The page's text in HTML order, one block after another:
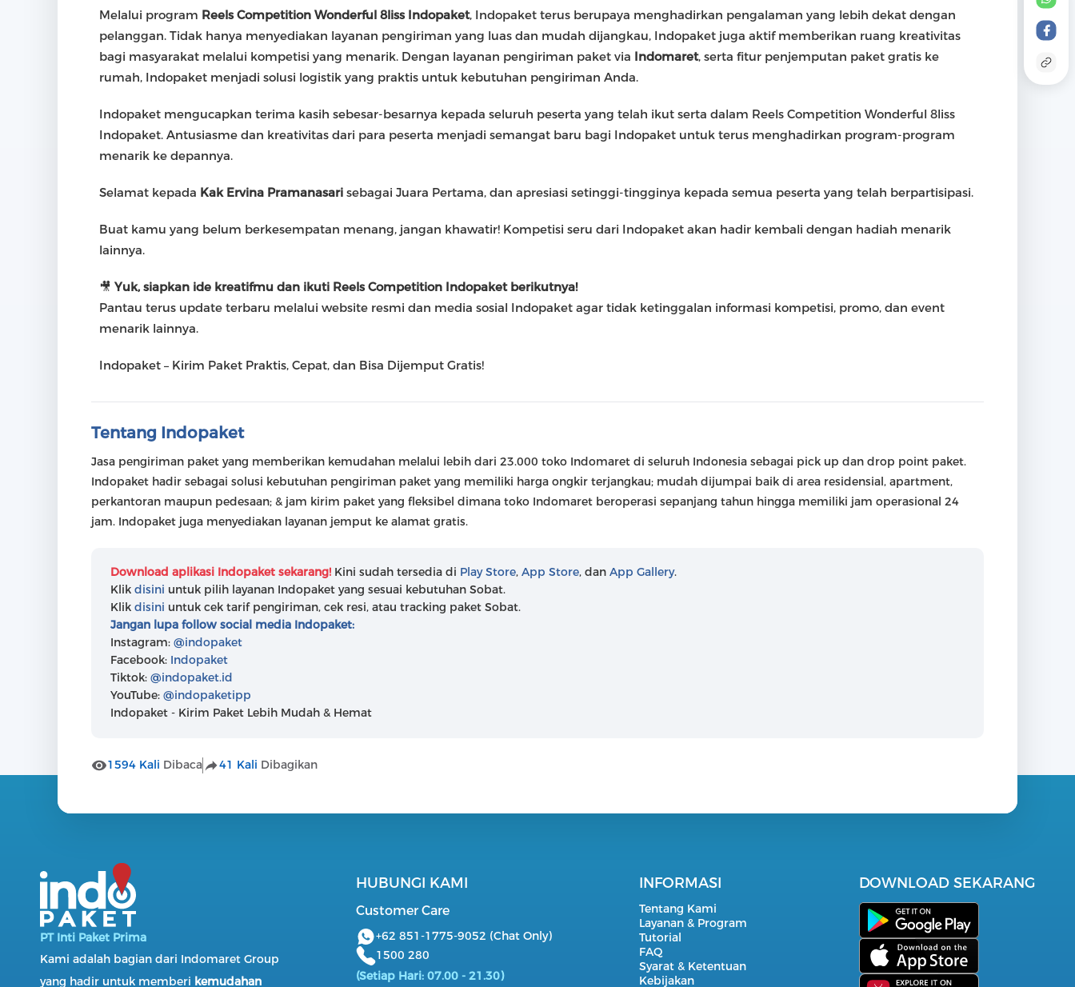
Melalui program Reels Competition Wonderful 8liss Indopaket, Indopaket terus berupaya menghadirkan pengalaman yang lebih dekat dengan
pelanggan. Tidak hanya menyediakan layanan pengiriman yang luas dan mudah dijangkau, Indopaket juga aktif memberikan ruang kreativitas
bagi masyarakat melalui kompetisi yang menarik. Dengan layanan pengiriman paket via Indomaret, serta fitur penjemputan paket gratis ke
rumah, Indopaket menjadi solusi logistik yang praktis untuk kebutuhan pengiriman Anda.
Indopaket mengucapkan terima kasih sebesar-besarnya kepada seluruh peserta yang telah ikut serta dalam Reels Competition Wonderful 8liss
Indopaket. Antusiasme dan kreativitas dari para peserta menjadi semangat baru bagi Indopaket untuk terus menghadirkan program-program
menarik ke depannya.
Selamat kepada Kak Ervina Pramanasari sebagai Juara Pertama, dan apresiasi setinggi-tingginya kepada semua peserta yang telah berpartisipasi.
Buat kamu yang belum berkesempatan menang, jangan khawatir! Kompetisi seru dari Indopaket akan hadir kembali dengan hadiah menarik
lainnya.
🎥 Yuk, siapkan ide kreatifmu dan ikuti Reels Competition Indopaket berikutnya!
Pantau terus update terbaru melalui website resmi dan media sosial Indopaket agar tidak ketinggalan informasi kompetisi, promo, dan event
menarik lainnya.
Indopaket – Kirim Paket Praktis, Cepat, dan Bisa Dijemput Gratis!
Tentang Indopaket
Jasa pengiriman paket yang memberikan kemudahan melalui lebih dari 23.000 toko Indomaret di seluruh Indonesia sebagai pick up dan drop point paket.
Indopaket hadir sebagai solusi kebutuhan pengiriman paket yang memiliki harga ongkir terjangkau; mudah dijumpai baik di area residensial, apartment,
perkantoran maupun pedesaan; & jam kirim paket yang fleksibel dimana toko Indomaret beroperasi sepanjang tahun hingga memiliki jam operasional 24
jam. Indopaket juga menyediakan layanan jemput ke alamat gratis.
Download aplikasi Indopaket sekarang! Kini sudah tersedia di Play Store, App Store, dan App Gallery.
Klik disini untuk pilih layanan Indopaket yang sesuai kebutuhan Sobat.
Klik disini untuk cek tarif pengiriman, cek resi, atau tracking paket Sobat.
Jangan lupa follow social media Indopaket:
Instagram: @indopaket
Facebook: Indopaket
Tiktok: @indopaket.id
YouTube: @indopaketipp
Indopaket - Kirim Paket Lebih Mudah & Hemat
1594 Kali Dibaca 41 Kali Dibagikan
PT Inti Paket Prima
Kami adalah bagian dari Indomaret Group
yang hadir untuk memberi kemudahan
HUBUNGI KAMI
Customer Care
+62 851-1775-9052 (Chat Only)
1500 280
(Setiap Hari: 07.00 - 21.30)
INFORMASI
Tentang Kami
Layanan & Program
Tutorial
FAQ
Syarat & Ketentuan
Kebijakan
DOWNLOAD SEKARANG